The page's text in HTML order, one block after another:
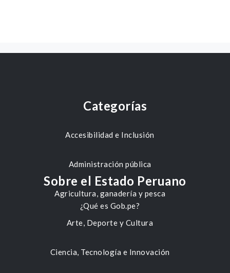
Categorías
Accesibilidad e Inclusión
Administración pública
Agricultura, ganadería y pesca
Arte, Deporte y Cultura
Ciencia, Tecnología e Innovación
Sobre el Estado Peruano
¿Qué es Gob.pe?